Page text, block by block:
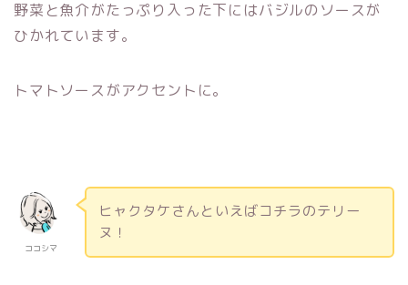
野菜と魚介がたっぷり入った下にはバジルのソースが
ひかれています。
トマトソースがアクセントに。
ココシマ
ヒャクタケさんといえばコチラのテリー
ヌ！